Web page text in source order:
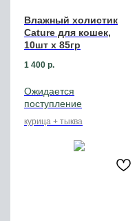
Влажный холистик
Cature для кошек,
10шт х 85гр
1 400 р.
курица + тыква